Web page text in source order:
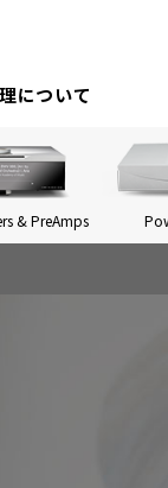
について
& PreAmps